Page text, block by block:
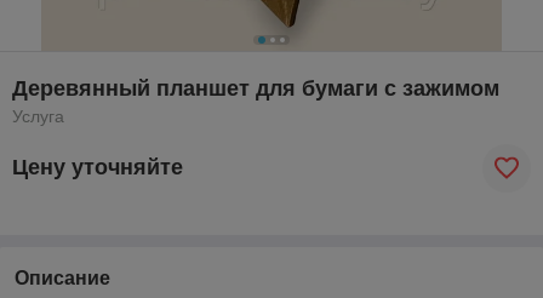
Деревянный планшет для бумаги с зажимом
Услуга
Цену уточняйте
Описание